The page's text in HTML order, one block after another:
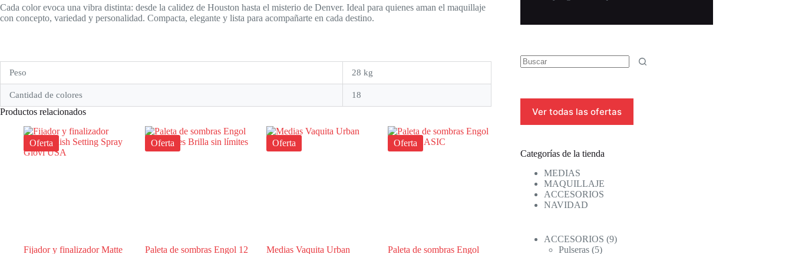
Cada color evoca una vibra distinta: desde la calidez de Houston hasta el misterio de Denver. Ideal para quienes aman el maquillaje
con concepto, variedad y personalidad. Compacta, elegante y lista para acompañarte en cada destino.
Peso 28 kg
Cantidad de colores 18
Productos relacionados
Oferta
Fijador y finalizador Matte
Oferta
Paleta de sombras Engol 12
Oferta
Medias Vaquita Urban
Oferta
Paleta de sombras Engol
Ver todas las ofertas
Categorías de la tienda
MEDIAS
MAQUILLAJE
ACCESORIOS
NAVIDAD
ACCESORIOS 99
Pulseras 55